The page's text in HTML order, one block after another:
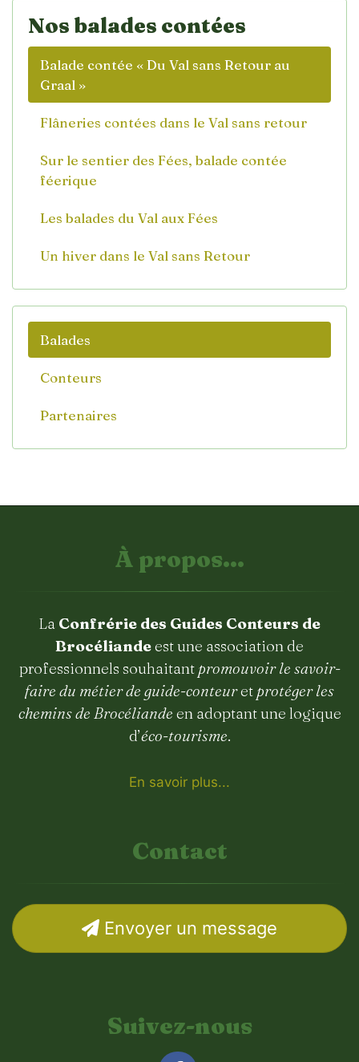
Nos balades contées
Balade contée « Du Val sans Retour au
Graal »
Flâneries contées dans le Val sans retour
Sur le sentier des Fées, balade contée
féerique
Les balades du Val aux Fées
Un hiver dans le Val sans Retour
Balades
Conteurs
Partenaires
À propos...
La Confrérie des Guides Conteurs de
Brocéliandeest une association de
professionnels souhaitant promouvoir le savoir-
faire du métier de guide-conteuret protéger les
chemins de Brocéliande en adoptant une logique
d’éco-tourisme.
En savoir plus...
Contact
Envoyer un message
Suivez-nous